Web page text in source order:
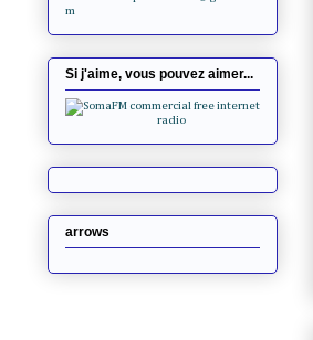
m
Si j'aime, vous pouvez aimer...
arrows